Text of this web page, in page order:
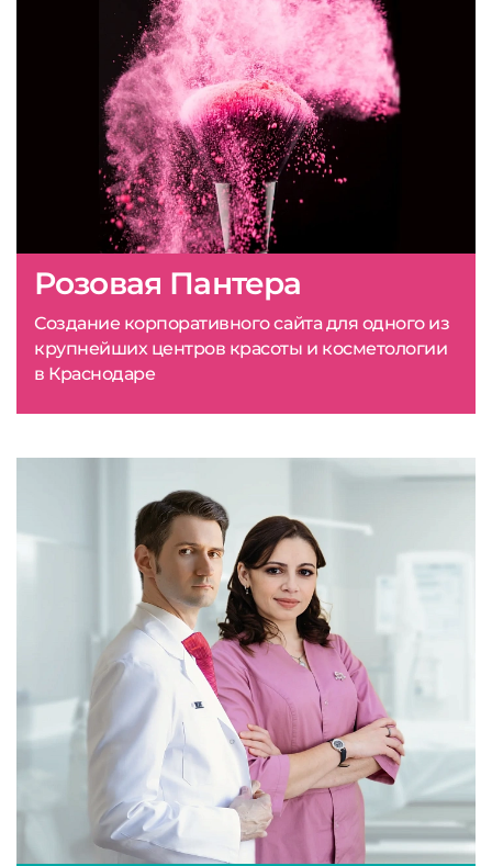
Розовая Пантера
Создание корпоративного сайта для одного из
крупнейших центров красоты и косметологии
в Краснодаре